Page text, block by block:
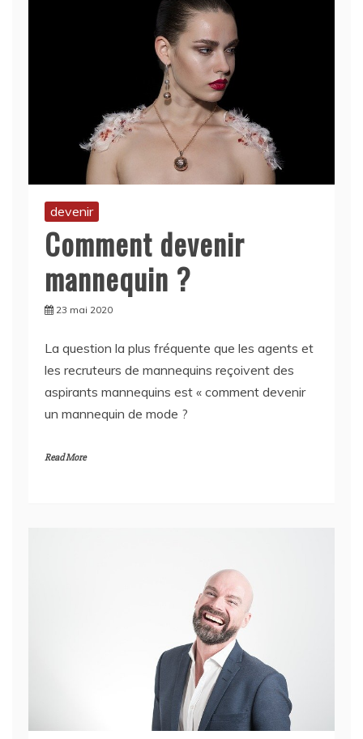
devenir
Comment devenir
mannequin ?
23 mai 2020
La question la plus fréquente que les agents et
les recruteurs de mannequins reçoivent des
aspirants mannequins est « comment devenir
un mannequin de mode ?
reportages